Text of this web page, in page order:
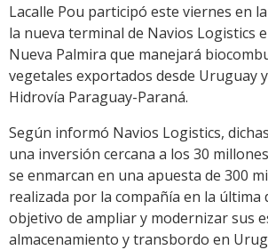
Lacalle Pou participó este viernes en
la nueva terminal de Navios Logistics
Nueva Palmira que manejará
vegetales exportados desde Uruguay
Hidrovía Paraguay-Paraná.
Según informó Navios Logistics,
una inversión cercana a los 30
se enmarcan en una apuesta de 300
realizada por la compañía en la última
objetivo de ampliar y modernizar sus
almacenamiento y transbordo en